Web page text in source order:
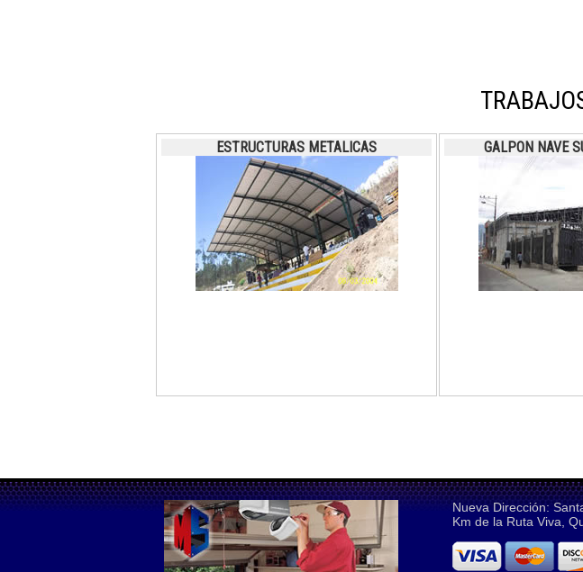
ESTRUCTURAS METALICAS GALPON NAVE
Nueva Dirección:
Km de la Ruta Viva,